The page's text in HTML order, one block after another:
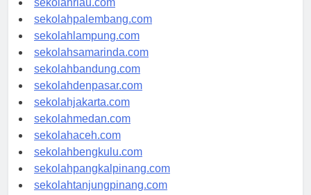
sekolahriau.com
sekolahpalembang.com
sekolahlampung.com
sekolahsamarinda.com
sekolahbandung.com
sekolahdenpasar.com
sekolahjakarta.com
sekolahmedan.com
sekolahaceh.com
sekolahbengkulu.com
sekolahpangkalpinang.com
sekolahtanjungpinang.com